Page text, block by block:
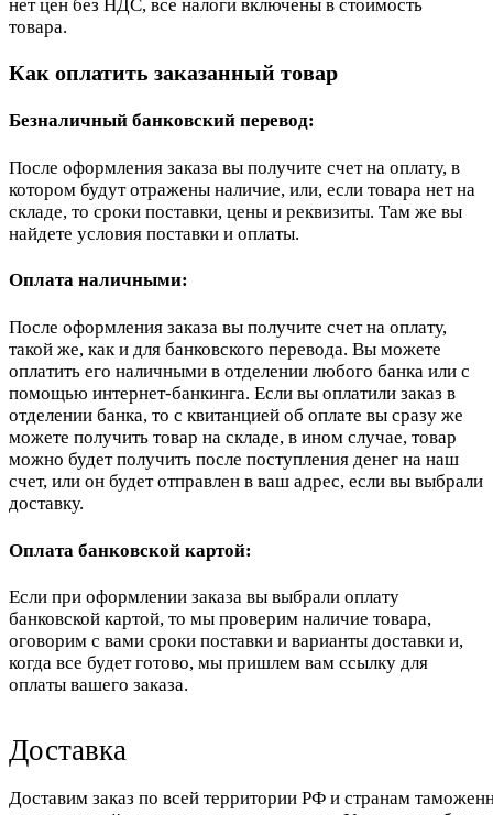
нет цен без НДС, все налоги включены в стоимость
товара.
Как оплатить заказанный товар
Безналичный банковский перевод:
После оформления заказа вы получите счет на оплату, в
котором будут отражены наличие, или, если товара нет на
складе, то сроки поставки, цены и реквизиты. Там же вы
найдете условия поставки и оплаты.
Оплата наличными:
После оформления заказа вы получите счет на оплату,
такой же, как и для банковского перевода. Вы можете
оплатить его наличными в отделении любого банка или с
помощью интернет-банкинга. Если вы оплатили заказ в
отделении банка, то с квитанцией об оплате вы сразу же
можете получить товар на складе, в ином случае, товар
можно будет получить после поступления денег на наш
счет, или он будет отправлен в ваш адрес, если вы выбрали
доставку.
Оплата банковской картой:
Если при оформлении заказа вы выбрали оплату
банковской картой, то мы проверим наличие товара,
оговорим с вами сроки поставки и варианты доставки и,
когда все будет готово, мы пришлем вам ссылку для
оплаты вашего заказа.
Доставка
Доставим заказ по всей территории РФ и странам